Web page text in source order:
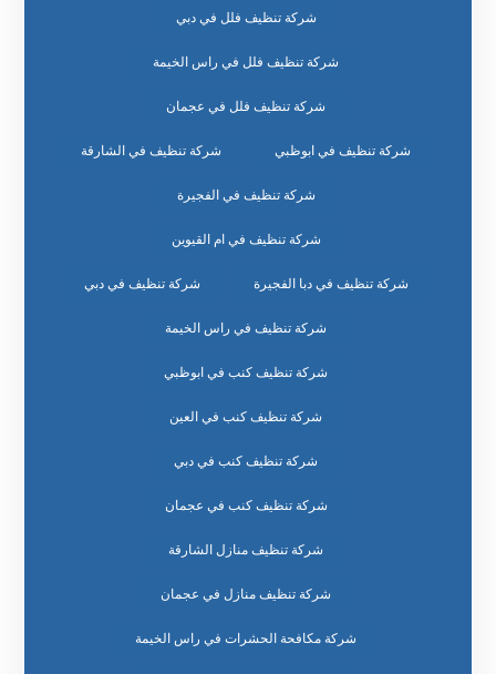
شركة تنظيف فلل في دبي
شركة تنظيف فلل في راس الخيمة
شركة تنظيف فلل في عجمان
شركة تنظيف في ابوظبي شركة تنظيف في الشارقة
شركة تنظيف في الفجيرة
شركة تنظيف في ام القيوين
شركة تنظيف في دبا الفجيرة شركة تنظيف في دبي
شركة تنظيف في راس الخيمة
شركة تنظيف كنب في ابوظبي
شركة تنظيف كنب في العين
شركة تنظيف كنب في دبي
شركة تنظيف كنب في عجمان
شركة تنظيف منازل الشارقة
شركة تنظيف منازل في عجمان
شركة مكافحة الحشرات في راس الخيمة